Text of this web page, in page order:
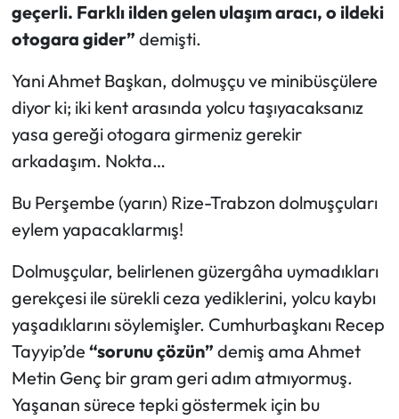
geçerli. Farklı ilden gelen ulaşım aracı, o ildeki
otogara gider” demişti.
Yani Ahmet Başkan, dolmuşçu ve minibüsçülere
diyor ki; iki kent arasında yolcu taşıyacaksanız
yasa gereği otogara girmeniz gerekir
arkadaşım. Nokta…
Bu Perşembe (yarın) Rize-Trabzon dolmuşçuları
eylem yapacaklarmış!
Dolmuşçular, belirlenen güzergâha uymadıkları
gerekçesi ile sürekli ceza yediklerini, yolcu kaybı
yaşadıklarını söylemişler. Cumhurbaşkanı Recep
Tayyip’de “sorunu çözün” demiş ama Ahmet
Metin Genç bir gram geri adım atmıyormuş.
Yaşanan sürece tepki göstermek için bu